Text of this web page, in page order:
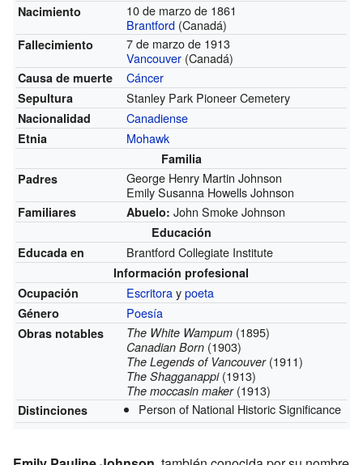
Nacimiento
10 de marzo de 1861
Brantford (Canadá)
Fallecimiento
7 de marzo de 1913
Vancouver (Canadá)
Causa de muerte Cáncer
Sepultura Stanley Park Pioneer Cemetery
Nacionalidad Canadiense
Etnia Mohawk
Familia
Padres
George Henry Martin Johnson
Emily Susanna Howells Johnson
Familiares Abuelo: John Smoke Johnson
Educación
Educada en
Brantford Collegiate Institute
Información profesional
Ocupación
Escritoraypoeta
Género Poesía
Obras notables The White Wampum (1895)
Canadian Born (1903)
The Legends of Vancouver(1911)
The Shagganappi(1913)
The moccasin maker(1913)
Distinciones Person of National Historic Significance